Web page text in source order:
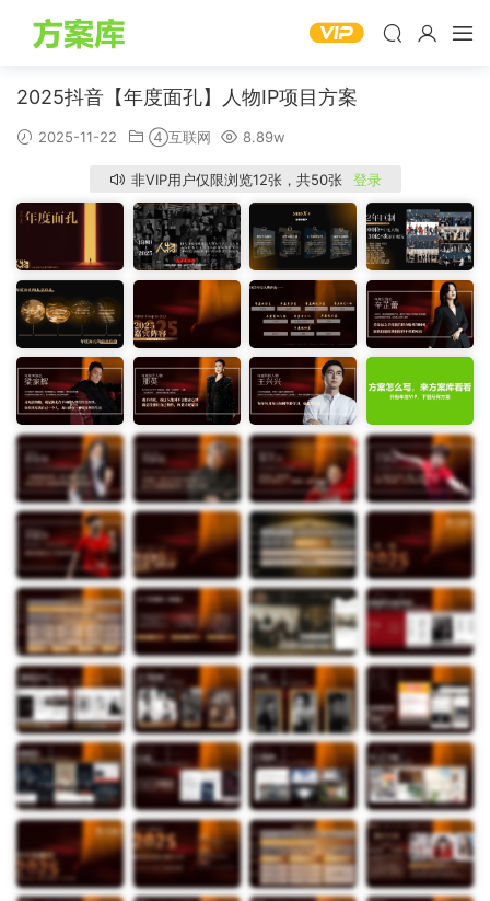
2025抖音【年度面孔】人物IP项目方案
2025-11-22 ④互联网 8.89w
非VIP用户仅限浏览12张，共50张 登录